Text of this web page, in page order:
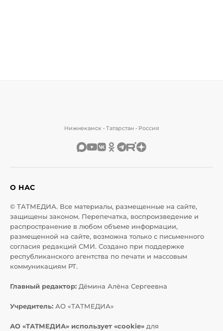
Нижнекамск • Татарстан • Россия
О НАС
© ТАТМЕДИА. Все материалы, размещенные на сайте,
защищены законом. Перепечатка, воспроизведение и
распространение в любом объеме информации,
размещенной на сайте, возможна только с письменного
согласия редакций СМИ. Создано при поддержке
республиканского агентства по печати и массовым
коммуникациям РТ.
Главный редактор: Дёмина Алёна Сергеевна
Учредитель: АО «ТАТМЕДИА»
АО «ТАТМЕДИА» использует «cookie» для